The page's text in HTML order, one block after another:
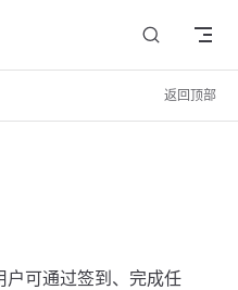
返回顶部
户可通过签到、完成任